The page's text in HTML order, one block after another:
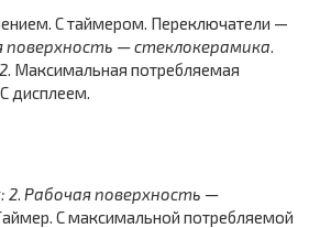
С таймером. Переключатели —
поверхность — стеклокерамика.
. Максимальная потребляемая
дисплеем.
2. Рабочая поверхность —
С максимальной потребляемой